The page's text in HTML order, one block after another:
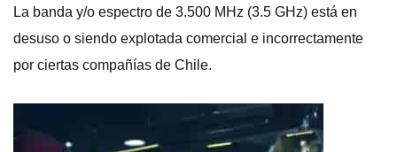
La banda y/o espectro de 3.500 MHz (3.5 GHz) está en
desuso o siendo explotada comercial e incorrectamente
por ciertas compañí­as de Chile.